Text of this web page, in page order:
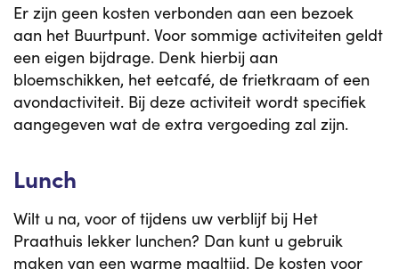
Er zijn geen kosten verbonden aan een bezoek
aan het Buurtpunt. Voor sommige activiteiten geldt
een eigen bijdrage. Denk hierbij aan
bloemschikken, het eetcafé, de frietkraam of een
avondactiviteit. Bij deze activiteit wordt specifiek
aangegeven wat de extra vergoeding zal zijn.
Lunch
Wilt u na, voor of tijdens uw verblijf bij Het
Praathuis lekker lunchen? Dan kunt u gebruik
maken van een warme maaltijd. De kosten voor